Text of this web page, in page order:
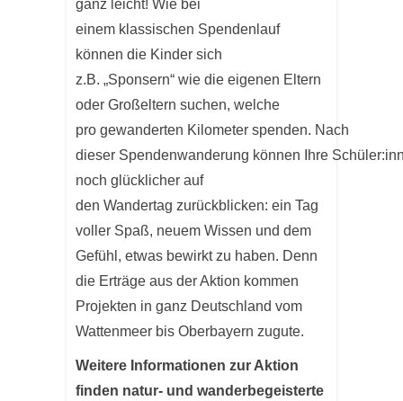
ganz leicht! Wie bei
einem klassischen Spendenlauf
können die Kinder sich
z.B. „Sponsern“ wie die eigenen Eltern
oder Großeltern suchen, welche
pro gewanderten Kilometer spenden. Nach
dieser Spendenwanderung können Ihre
noch glücklicher auf
den Wandertag zurückblicken: ein Tag
voller Spaß, neuem Wissen und dem
Gefühl, etwas bewirkt zu haben. Denn
die Erträge aus der Aktion kommen
Projekten in ganz Deutschland vom
Wattenmeer bis Oberbayern zugute.
Weitere Informationen zur Aktion
finden natur- und wanderbegeisterte